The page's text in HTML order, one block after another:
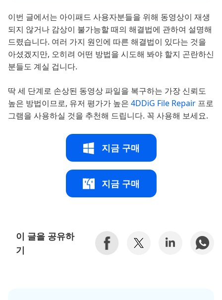
이번 글에서는 아이패드 사용자분들을 위해 동영상이 재생
되지 않거나 감상이 불가능할 때의 해결법에 관하여 설명해
드렸습니다. 여러 가지 원인에 따른 해결법이 있다는 것을
아셨겠지만, 오히려 어떤 방법을 시도해 봐야 할지 곤란하신
분들도 계실 겁니다.
딱 세 단계로 손상된 동영상 파일을 복구하는 가장 신뢰도
높은 방법이므로, 유저 평가가 높은 4DDiG File Repair 프로
그램을 사용하실 것을 추천해 드립니다. 꼭 사용해 보세요.
지금 구매
지금 구매
이 글을 공유하
기